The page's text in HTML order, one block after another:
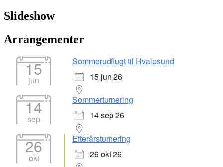
Slideshow
Arrangementer
15
jun
Sommerudflugt til Hvalpsund
15 jun 26
14
sep
Sommerturnering
14 sep 26
26
okt
Efterårsturnering
26 okt 26